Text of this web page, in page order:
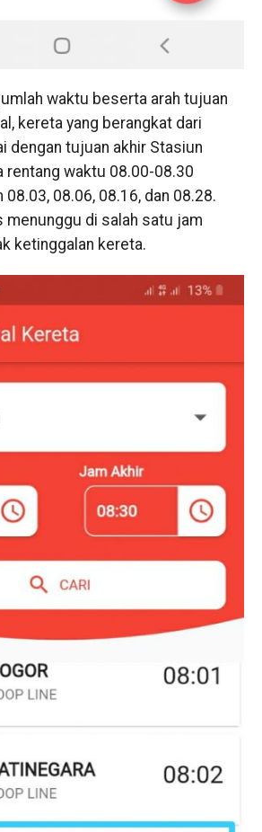
waktu beserta arah tujuan
kereta yang berangkat dari
dengan tujuan akhir Stasiun
rentang waktu 08.00-08.30
08.06, 08.16, dan 08.28.
menunggu di salah satu jam
ketinggalan kereta.